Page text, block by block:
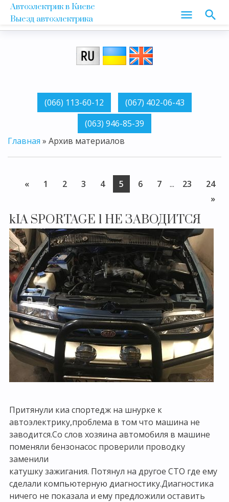
Автоэлектрик в Киеве
Выезд автоэлектрика
Главная » Архив материалов
« 1 2 3 4 5 6 7 ... 23
24
»
kIA SPORTAGE 1 НЕ ЗАВОДИТСЯ
Притянули киа спортедж на шнурке к
автоэлектрику,проблема в том что машина не
заводится.Со слов хозяина автомобиля в машине
поменяли бензонасос проверили проводку
заменили
катушку зажигания. Потянул на другое СТО где ему
сделали компьютерную диагностику.Диагностика
ничего не показала и ему предложили оставить